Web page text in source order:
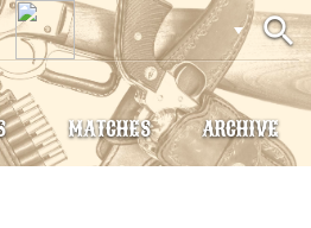
search
MATCHES ARCHIVE